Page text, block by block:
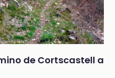
de Cortscastell a